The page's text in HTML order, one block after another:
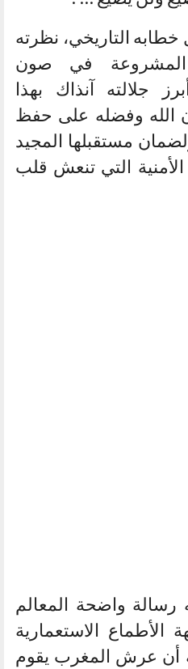
خطابه التاريخي، نظرته
المشروعة في صون
جلالته آنذاك بهذا
الله وفضله على حفظ
مستقبلها المجيد
التي تنعش قلب
واضحة المعالم
الأطماع الاستعمارية
أن عرش المغرب يقوم